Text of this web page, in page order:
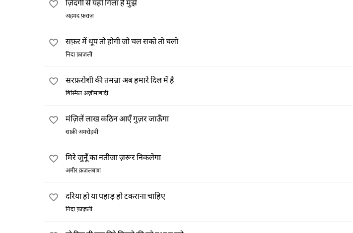
ज़िंदगी से यही गिला है मुझे
अहमद फ़राज़
सफ़र में धूप तो होगी जो चल सको तो चलो
निदा फ़ाज़ली
सरफ़रोशी की तमन्ना अब हमारे दिल में है
बिस्मिल अज़ीमाबादी
मंज़िलें लाख कठिन आएँ गुज़र जाऊँगा
साक़ी अमरोहवी
मिरे जुनूँ का नतीजा ज़रूर निकलेगा
अमीर क़ज़लबाश
दरिया हो या पहाड़ हो टकराना चाहिए
निदा फ़ाज़ली